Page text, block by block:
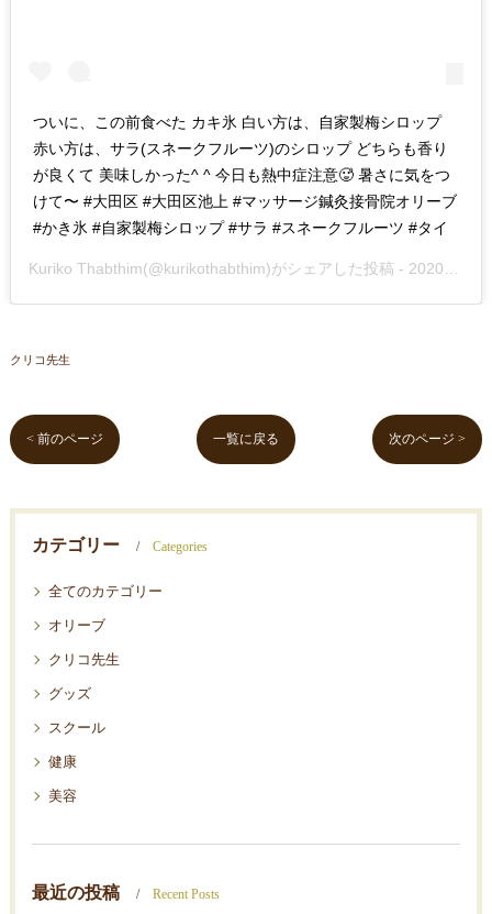
ついに、この前食べた カキ氷 白い方は、自家製梅シロップ
赤い方は、サラ(スネークフルーツ)のシロップ どちらも香り
が良くて 美味しかった^ ^ 今日も熱中症注意🥵 暑さに気をつ
けて〜 #大田区 #大田区池上 #マッサージ鍼灸接骨院オリーブ
#かき氷 #自家製梅シロップ #サラ #スネークフルーツ #タイ
Kuriko Thabthim(@kurikothabthim)がシェアした投稿 - 2020年Sep月3日pm6時19分PDT
クリコ先生
< 前のページ 一覧に戻る 次のページ >
カテゴリー Categories
全てのカテゴリー
オリーブ
クリコ先生
グッズ
スクール
健康
美容
最近の投稿 Recent Posts